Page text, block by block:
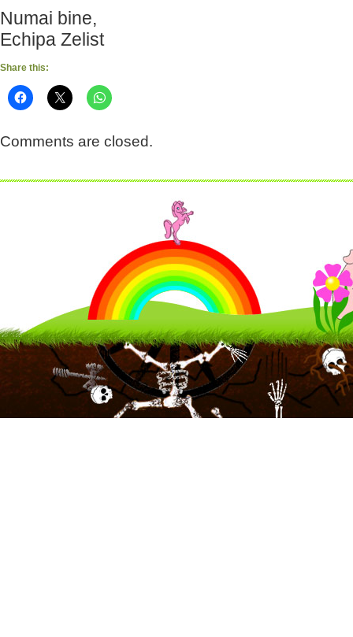
Numai bine,
Echipa Zelist
Share this:
Comments are closed.